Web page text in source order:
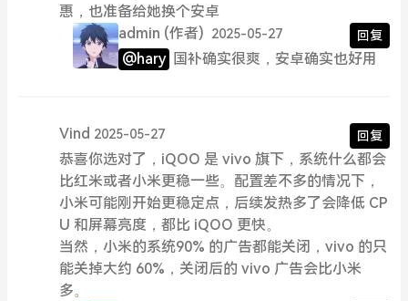
惠，也准备给她换个安卓
admin (作者) 2025-05-27 回复
@hary 国补确实很爽，安卓确实也好用
Vind 2025-05-27 回复
恭喜你选对了，iQOO 是 vivo 旗下，系统什么都会
比红米或者小米更稳一些。配置差不多的情况下，
小米可能刚开始更稳定点，后续发热多了会降低 CP
U 和屏幕亮度，都比 iQOO 更快。
当然，小米的系统90% 的广告都能关闭，vivo 的只
能关掉大约 60%，关闭后的 vivo 广告会比小米
多。